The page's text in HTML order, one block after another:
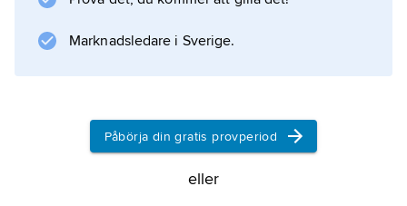
Marknadsledare i Sverige.
Påbörja din gratis provperiod
eller